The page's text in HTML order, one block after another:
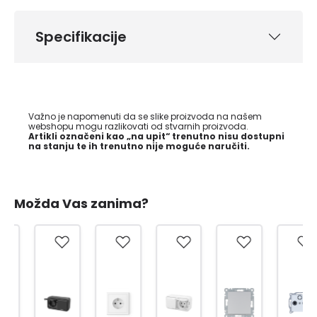
Specifikacije
Važno je napomenuti da se slike proizvoda na našem
webshopu mogu razlikovati od stvarnih proizvoda.
Artikli označeni kao „na upit“ trenutno nisu dostupni
na stanju te ih trenutno nije moguće naručiti.
Možda Vas zanima?